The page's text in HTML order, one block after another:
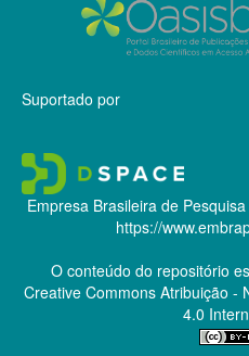
Suportado por
Empresa Brasileira de
https://
O conteúdo do repositório
Creative CommonsAtribuição -
4.0